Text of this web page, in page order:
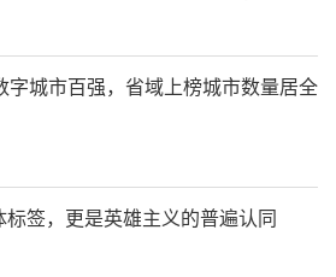
字城市百强，省域上榜城市数量居全
签，更是英雄主义的普遍认同